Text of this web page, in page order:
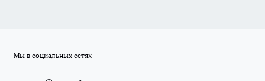
Мы в социальных сетях